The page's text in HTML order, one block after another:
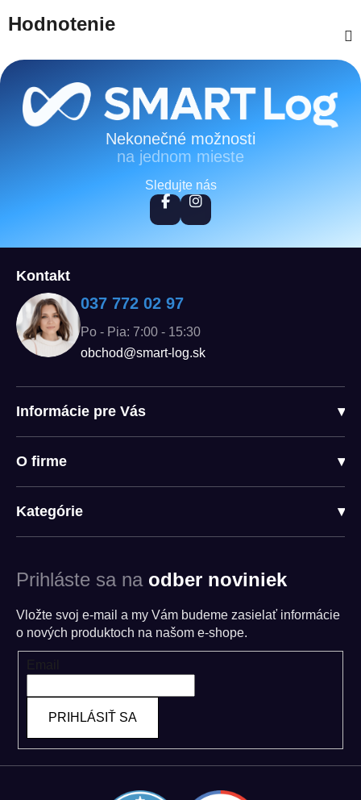
Hodnotenie
Zápätie
Nekonečné možnosti
na jednom mieste
Sledujte nás
Kontakt
037 772 02 97
Po - Pia: 7:00 - 15:30
obchod@smart-log.sk
Informácie pre Vás ▾
O firme ▾
Kategórie ▾
Prihláste sa na odber noviniek
Vložte svoj e-mail a my Vám budeme zasielať informácie
o nových produktoch na našom e-shope.
PRIHLÁSIŤ SA